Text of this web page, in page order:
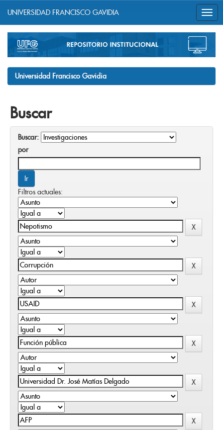
navigation
UNIVERSIDAD FRANCISCO GAVIDIA
Universidad Francisco Gavidia
Buscar
Buscar:
por
Filtros actuales: